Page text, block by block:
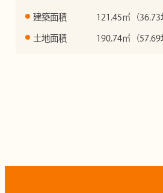
建築面積 121.45㎡（36.73
土地面積 190.74㎡（57.69